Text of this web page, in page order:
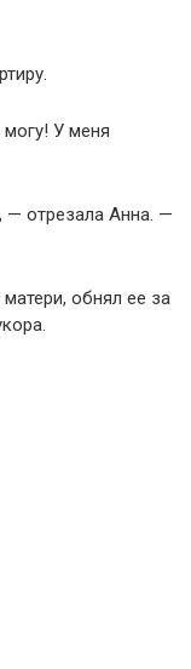
У меня
— отрезала Анна. —
обнял ее за